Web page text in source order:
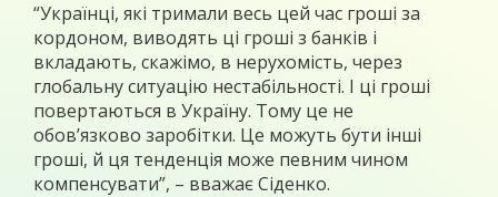
“Українці, які тримали весь цей час гроші за
кордоном, виводять ці гроші з банків і
вкладають, скажімо, в нерухомість, через
глобальну ситуацію нестабільності. І ці гроші
повертаються в Україну. Тому це не
обов’язково заробітки. Це можуть бути інші
гроші, й ця тенденція може певним чином
компенсувати”, – вважає Сіденко.